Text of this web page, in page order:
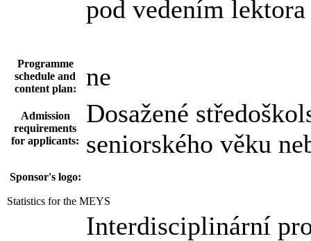
pod vedením
Programme
schedule and
content plan:
ne
Admission
requirements
for applicants:
Dosažené
seniorského věku
Sponsor's logo:
Statistics for the MEYS
Interdisciplinární